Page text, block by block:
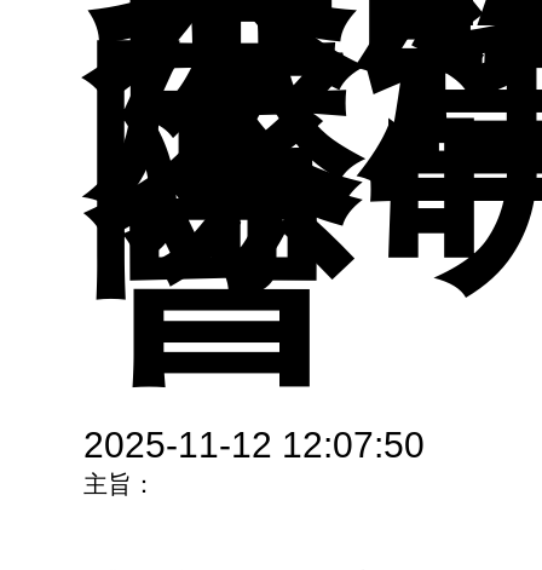
圖
招
介
專
程
學
活
系
際
會
2025-11-12 12:07:50
主旨：